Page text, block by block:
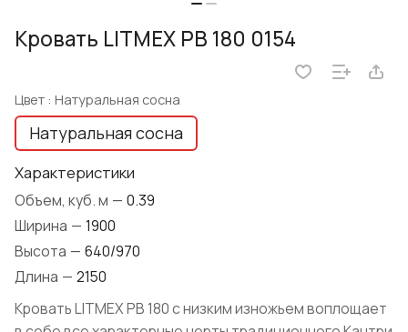
Кровать LITMEX PB 180 0154
Цвет : Натуральная сосна
Натуральная сосна
Характеристики
Объем, куб. м — 0.39
Ширина — 1900
Высота — 640/970
Длина — 2150
Кровать LITMEX PB 180 с низким изножьем воплощает